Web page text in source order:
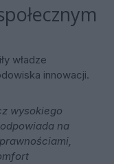
władze
innowacji.
wysokiego
na